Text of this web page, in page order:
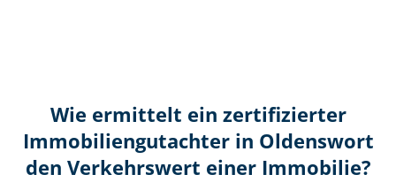
Wie ermittelt ein zertifizierter
Immobilien­gutachter in Oldenswort
den Verkehrswert einer Immobilie?